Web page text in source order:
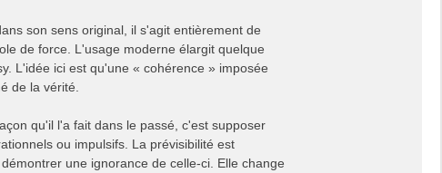
son sens original, il s'agit entièrement de
de force. L'usage moderne élargit quelque
L'idée ici est qu'une « cohérence » imposée
de la vérité.
qu'il l'a fait dans le passé, c'est supposer
ou impulsifs. La prévisibilité est
une ignorance de celle-ci. Elle change